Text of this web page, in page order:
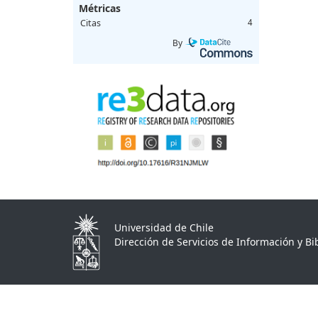
Métricas
Citas 4
By
Universidad de Chile
Dirección de Servicios de Información y